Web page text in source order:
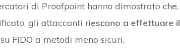
di Proofpoint hanno dimostrato che,
gli attaccanti riescono a effettuare il
FIDO a metodi meno sicuri.